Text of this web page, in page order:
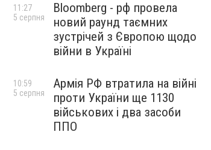
Bloomberg - рф провела
новий раунд таємних
зустрічей з Європою щодо
війни в Україні
11:27
5 серпня
Армія РФ втратила на війні
проти України ще 1130
військових і два засоби
ППО
10:59
5 серпня